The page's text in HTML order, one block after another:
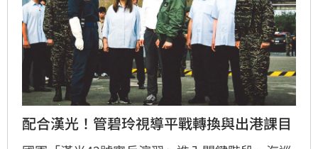
配合漢光！管碧玲視導平戰轉換與出港課目